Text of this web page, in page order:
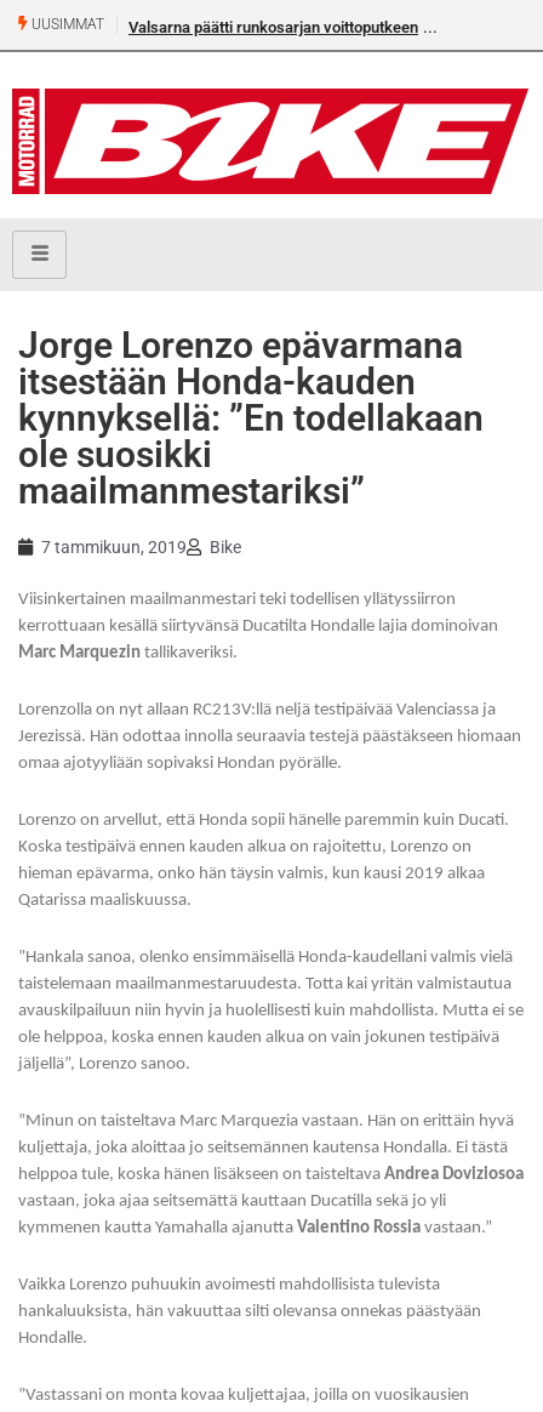
UUSIMMAT Valsarna päätti runkosarjan voittoputkeen
Jorge Lorenzo epävarmana
itsestään Honda-kauden
kynnyksellä: ”En todellakaan
ole suosikki
maailmanmestariksi”
7 tammikuun, 2019 Bike
Viisinkertainen maailmanmestari teki todellisen yllätyssiirron
kerrottuaan kesällä siirtyvänsä Ducatilta Hondalle lajia dominoivan
Marc Marquezin tallikaveriksi.
Lorenzolla on nyt allaan RC213V:llä neljä testipäivää Valenciassa ja
Jerezissä. Hän odottaa innolla seuraavia testejä päästäkseen hiomaan
omaa ajotyyliään sopivaksi Hondan pyörälle.
Lorenzo on arvellut, että Honda sopii hänelle paremmin kuin Ducati.
Koska testipäivä ennen kauden alkua on rajoitettu, Lorenzo on
hieman epävarma, onko hän täysin valmis, kun kausi 2019 alkaa
Qatarissa maaliskuussa.
”Hankala sanoa, olenko ensimmäisellä Honda-kaudellani valmis vielä
taistelemaan maailmanmestaruudesta. Totta kai yritän valmistautua
avauskilpailuun niin hyvin ja huolellisesti kuin mahdollista. Mutta ei se
ole helppoa, koska ennen kauden alkua on vain jokunen testipäivä
jäljellä”, Lorenzo sanoo.
”Minun on taisteltava Marc Marquezia vastaan. Hän on erittäin hyvä
kuljettaja, joka aloittaa jo seitsemännen kautensa Hondalla. Ei tästä
helppoa tule, koska hänen lisäkseen on taisteltava Andrea Doviziosoa
vastaan, joka ajaa seitsemättä kauttaan Ducatilla sekä jo yli
kymmenen kautta Yamahalla ajanutta Valentino Rossia vastaan.”
Vaikka Lorenzo puhuukin avoimesti mahdollisista tulevista
hankaluuksista, hän vakuuttaa silti olevansa onnekas päästyään
Hondalle.
”Vastassani on monta kovaa kuljettajaa, joilla on vuosikausien